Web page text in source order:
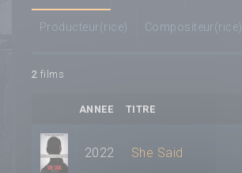
Producteur(rice) Compositeur(rice)
2 films
ANNEE TITRE
2022 She Said